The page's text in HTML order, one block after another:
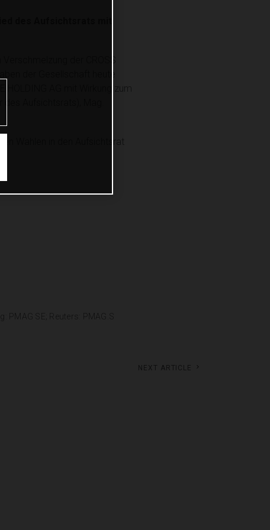
des Aufsichtsrats mit
der CROSS
der Gesellschaft heute
HOLDING AG mit Wirkung zum
Aufsichtsrats), Mag.
Wahlen in den Aufsichtsrat
SE; Reuters: PMAG.S
Next article